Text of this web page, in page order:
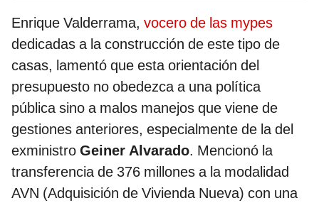
Enrique Valderrama, vocero de las mypes
dedicadas a la construcción de este tipo de
casas, lamentó que esta orientación del
presupuesto no obedezca a una política
pública sino a malos manejos que viene de
gestiones anteriores, especialmente de la del
exministro Geiner Alvarado. Mencionó la
transferencia de 376 millones a la modalidad
AVN (Adquisición de Vivienda Nueva) con una